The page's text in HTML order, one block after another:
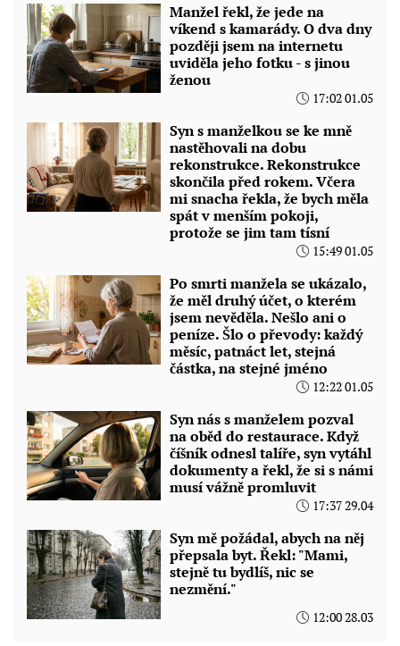
Manžel řekl, že jede na
víkend s kamarády. O dva dny
později jsem na internetu
uviděla jeho fotku - s jinou
ženou
17:02 01.05
Syn s manželkou se ke mně
nastěhovali na dobu
rekonstrukce. Rekonstrukce
skončila před rokem. Včera
mi snacha řekla, že bych měla
spát v menším pokoji,
protože se jim tam tísní
15:49 01.05
Po smrti manžela se ukázalo,
že měl druhý účet, o kterém
jsem nevěděla. Nešlo ani o
peníze. Šlo o převody: každý
měsíc, patnáct let, stejná
částka, na stejné jméno
12:22 01.05
Syn nás s manželem pozval
na oběd do restaurace. Když
číšník odnesl talíře, syn vytáhl
dokumenty a řekl, že si s námi
musí vážně promluvit
17:37 29.04
Syn mě požádal, abych na něj
přepsala byt. Řekl: "Mami,
stejně tu bydlíš, nic se
nezmění."
12:00 28.03